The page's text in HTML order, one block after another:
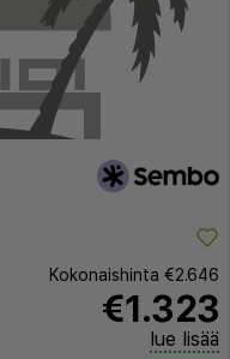
Kokonaishinta €2.646
€1.323
lue lisää